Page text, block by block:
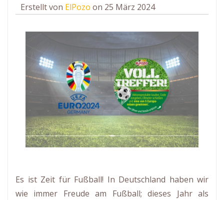
Erstellt von ElPozo on 25 März 2024
Es ist Zeit für Fußball! In Deutschland haben wir
wie immer Freude am Fußball; dieses Jahr als